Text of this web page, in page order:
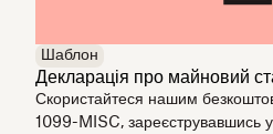
Шаблон
Декларація про майновий
Скористайтеся нашим
1099-MISC, зареєструвавшись